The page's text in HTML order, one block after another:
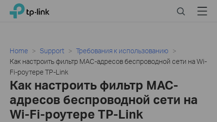
Click
navigation
TP-Link, Reliably Smart SearchMenu
Home Support
Требования к использованию
Как настроить фильтр MAC-адресов беспроводной сети на Wi-
Fi-роутере TP-Link
Как настроить фильтр MAC-
адресов беспроводной сети на
Wi-Fi-роутере TP-Link